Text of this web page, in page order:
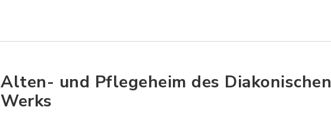
Alten- und Pflegeheim des Diakonischen
Werks